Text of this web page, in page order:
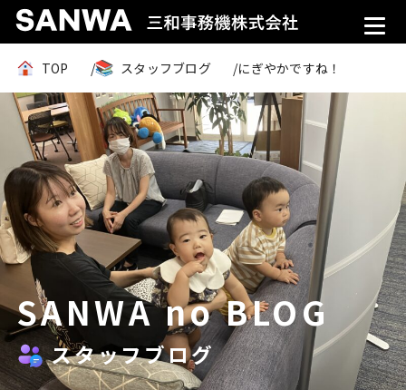
TOP スタッフブログ にぎやかですね！
SANWA no BLOG
スタッフブログ